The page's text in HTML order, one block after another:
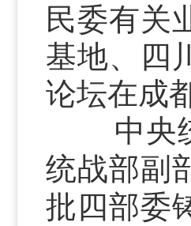
民委有关
基地、四
论坛在成
中央统
统战部副
批四部委